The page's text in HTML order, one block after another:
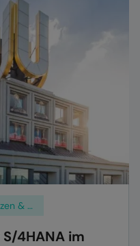
Finanzen & Logistik
4HANA im